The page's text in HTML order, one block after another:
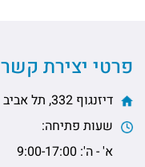
פרטי יצירת קשר
דיזנגוף 332, תל אביב
שעות פתיחה:
א' - ה': 9:00-17:00